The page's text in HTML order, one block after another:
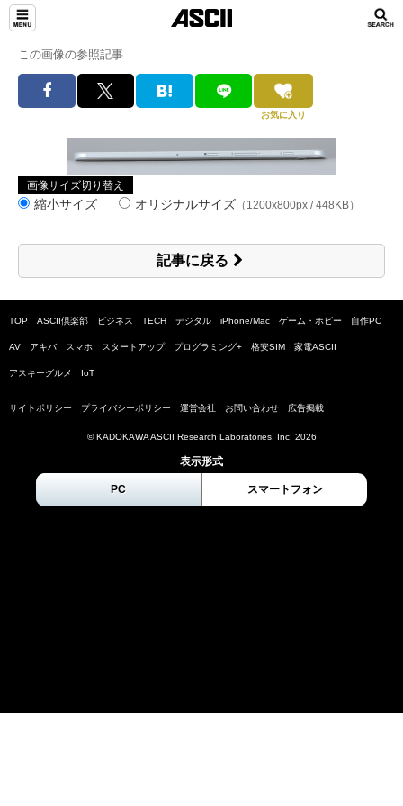
この画像の参照記事
お気に入り
画像サイズ切り替え
縮小サイズ オリジナルサイズ （1200x800px / 448KB）
記事に戻る
TOP ASCII倶楽部 ビジネス TECH デジタル iPhone/Mac ゲーム・ホビー 自作PC
AV アキバ スマホ スタートアップ プログラミング+ 格安SIM 家電ASCII
アスキーグルメ IoT
サイトポリシー プライバシーポリシー 運営会社 お問い合わせ 広告掲載
© KADOKAWA ASCII Research Laboratories, Inc. 2026
表示形式
PC スマートフォン